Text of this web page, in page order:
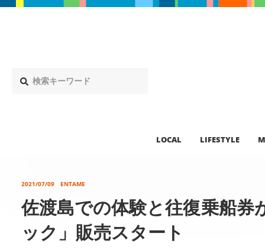
LOCAL LIFESTYLE
2021/07/09 ENTAME
佐渡島での体験と往復乗船券
ック」販売スタート